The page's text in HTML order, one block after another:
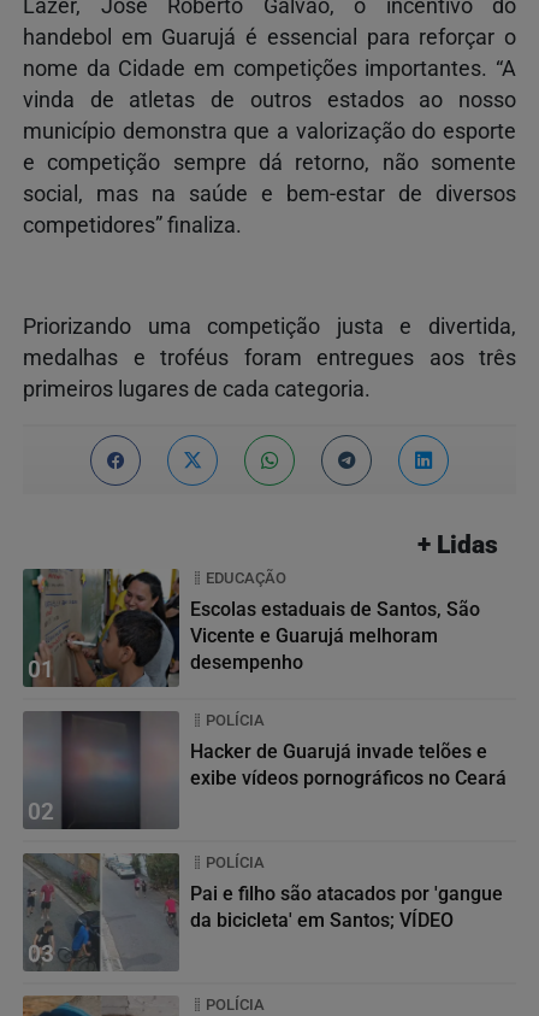
Lazer, José Roberto Galvão, o incentivo do
handebol em Guarujá é essencial para reforçar o
nome da Cidade em competições importantes. “A
vinda de atletas de outros estados ao nosso
município demonstra que a valorização do esporte
e competição sempre dá retorno, não somente
social, mas na saúde e bem-estar de diversos
competidores” finaliza.
Priorizando uma competição justa e divertida,
medalhas e troféus foram entregues aos três
primeiros lugares de cada categoria.
+ Lidas
01
EDUCAÇÃO
Escolas estaduais de Santos, São
Vicente e Guarujá melhoram
desempenho
02
POLÍCIA
Hacker de Guarujá invade telões e
exibe vídeos pornográficos no Ceará
03
POLÍCIA
Pai e filho são atacados por 'gangue
da bicicleta' em Santos; VÍDEO
POLÍCIA